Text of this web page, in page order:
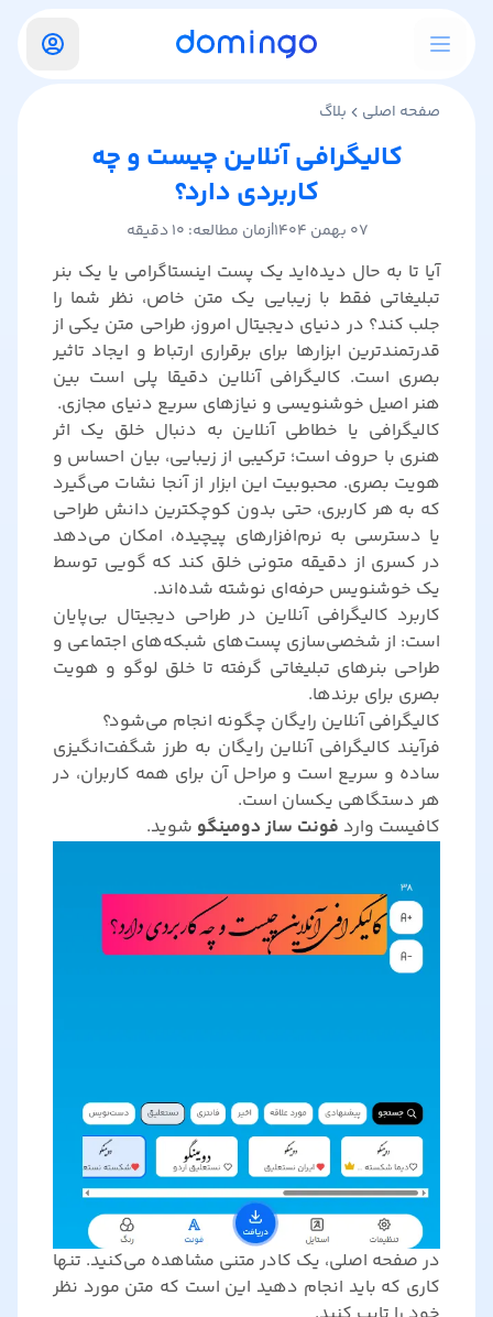
صفحه اصلی بلاگ
کالیگرافی آنلاین چیست و چه
کاربردی دارد؟
۰۷ بهمن ۱۴۰۴ |زمان مطالعه:‌ ۱۰دقیقه
آیا تا به حال دیده‌اید یک پست اینستاگرامی یا یک بنر
تبلیغاتی فقط با زیبایی یک متن خاص، نظر شما را
جلب کند؟ در دنیای دیجیتال امروز، طراحی متن یکی از
قدرتمندترین ابزارها برای برقراری ارتباط و ایجاد تاثیر
بصری است. کالیگرافی آنلاین دقیقا پلی است بین
هنر اصیل خوشنویسی و نیازهای سریع دنیای مجازی.
کالیگرافی یا خطاطی آنلاین به دنبال خلق یک اثر
هنری با حروف است؛ ترکیبی از زیبایی، بیان احساس و
هویت بصری. محبوبیت این ابزار از آنجا نشات می‌گیرد
که به هر کاربری، حتی بدون کوچکترین دانش طراحی
یا دسترسی به نرم‌افزارهای پیچیده، امکان می‌دهد
در کسری از دقیقه متونی خلق کند که گویی توسط
یک خوشنویس حرفه‌ای نوشته شده‌اند.
کاربرد کالیگرافی آنلاین در طراحی دیجیتال بی‌پایان
است: از شخصی‌سازی پست‌های شبکه‌های اجتماعی و
طراحی بنرهای تبلیغاتی گرفته تا خلق لوگو و هویت
بصری برای برندها.
کالیگرافی آنلاین رایگان چگونه انجام می‌شود؟
فرآیند کالیگرافی آنلاین رایگان به طرز شگفت‌انگیزی
ساده و سریع است و مراحل آن برای همه کاربران، در
هر دستگاهی یکسان است.
کافیست وارد فونت ساز دومینگو شوید.
در صفحه اصلی، یک کادر متنی مشاهده می‌کنید. تنها
کاری که باید انجام دهید این است که متن مورد نظر